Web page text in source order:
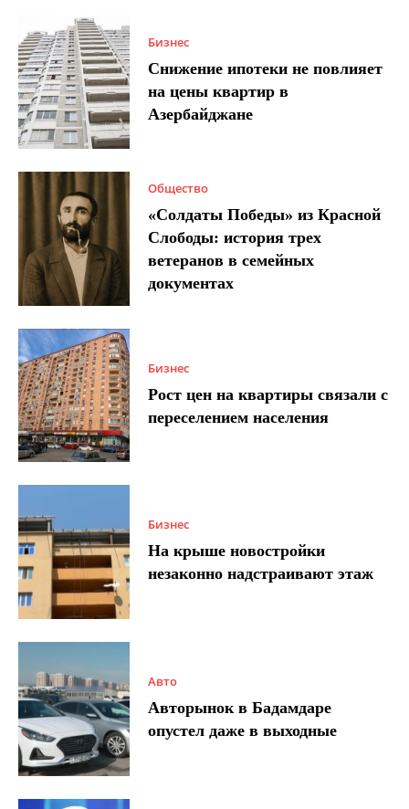
Бизнес
Снижение ипотеки не повлияет
на цены квартир в
Азербайджане
Общество
«Солдаты Победы» из Красной
Слободы: история трех
ветеранов в семейных
документах
Бизнес
Рост цен на квартиры связали с
переселением населения
Бизнес
На крыше новостройки
незаконно надстраивают этаж
Авто
Авторынок в Бадамдаре
опустел даже в выходные